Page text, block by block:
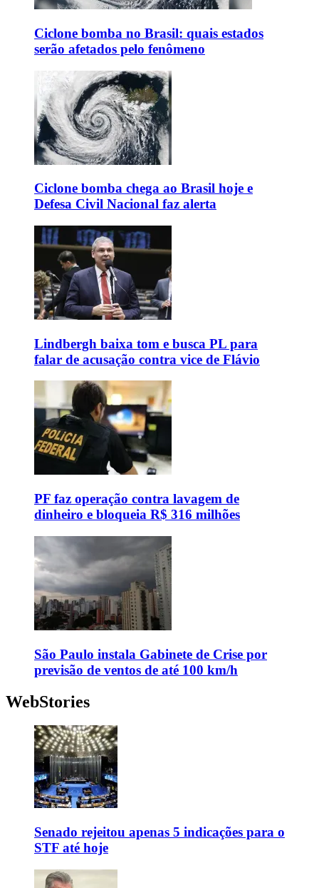
Ciclone bomba no Brasil: quais estados
serão afetados pelo fenômeno
Ciclone bomba chega ao Brasil hoje e
Defesa Civil Nacional faz alerta
Lindbergh baixa tom e busca PL para
falar de acusação contra vice de Flávio
PF faz operação contra lavagem de
dinheiro e bloqueia R$ 316 milhões
São Paulo instala Gabinete de Crise por
previsão de ventos de até 100 km/h
WebStories
Senado rejeitou apenas 5 indicações para o
STF até hoje